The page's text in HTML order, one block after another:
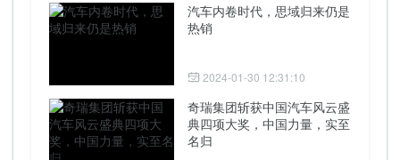
汽车内卷时代，思域归来仍是
热销
2024-01-30 12:31:10
奇瑞集团斩获中国汽车风云盛
典四项大奖，中国力量，实至
名归